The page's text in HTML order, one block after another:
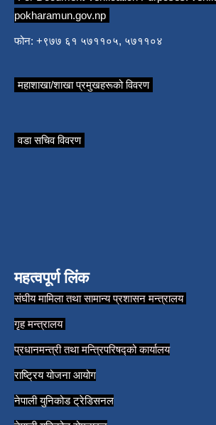
pokharamun.gov.np
फोन: +९७७ ६१ ५७११०५, ५७११०४
महाशाखा/शाखा प्रमुखहरूको विवरण
वडा सचिव विवरण
महत्वपूर्ण लिंक
संघीय मामिला तथा सामान्य प्रशासन मन्त्रालय
गृह मन्त्रालय
प्रधानमन्त्री तथा मन्त्रिपरिषद्को कार्यालय
राष्ट्रिय योजना आयोग
नेपाली युनिकोड ट्रेडिसनल